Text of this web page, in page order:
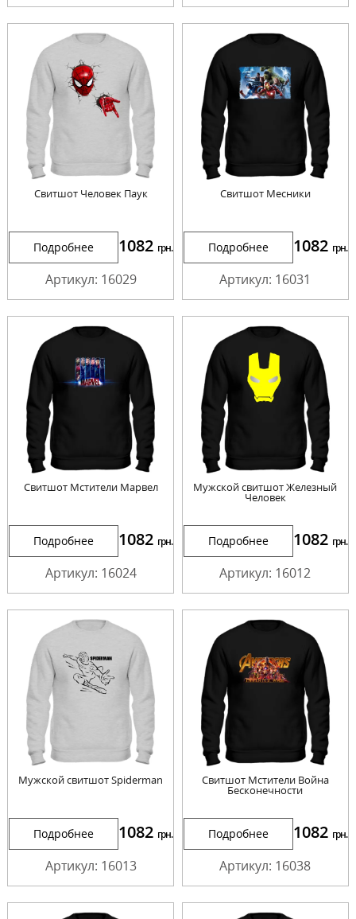
Cвитшот Человек Паук
Подробнее 1082 грн.
Артикул: 16029
Cвитшот Месники
Подробнее 1082 грн.
Артикул: 16031
Cвитшот Мстители Марвел
Подробнее 1082 грн.
Артикул: 16024
Мужской свитшот Железный
Человек
Подробнее 1082 грн.
Артикул: 16012
Мужской свитшот Spiderman
Подробнее 1082 грн.
Артикул: 16013
Cвитшот Мстители Война
Бесконечности
Подробнее 1082 грн.
Артикул: 16038